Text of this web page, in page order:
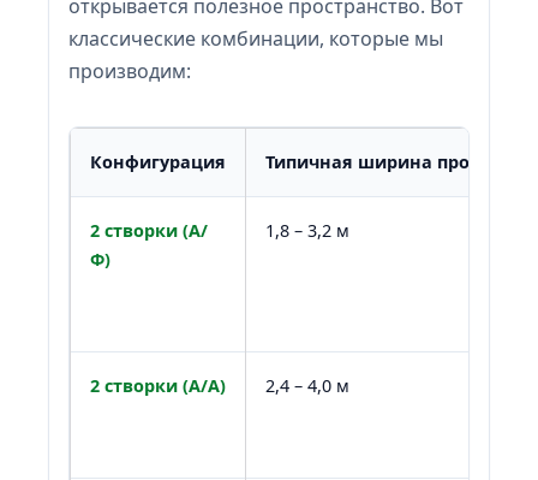
открывается полезное пространство. Вот
классические комбинации, которые мы
производим:
Конфигурация Типичная ширина проема
2 створки (А/
Ф)
1,8 – 3,2 м
2 створки (А/А) 2,4 – 4,0 м